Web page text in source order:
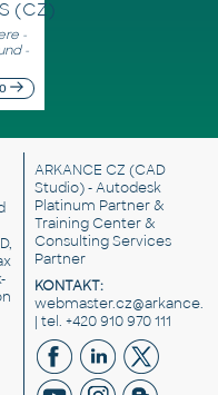
(CZ)
-
-
ARKANCE CZ (CAD
Studio) - Autodesk
Platinum Partner &
Training Center &
Consulting Services
Partner
KONTAKT:
| tel. +420 910 970 111